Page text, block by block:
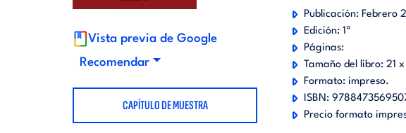
t
o
r
Vista previa de Google
Recomendar
CAPÍTULO DE MUESTRA
Publicación: Febrero
Edición: 1ª
Páginas:
Tamaño del libro: 21
Formato: impreso.
ISBN:
Precio formato